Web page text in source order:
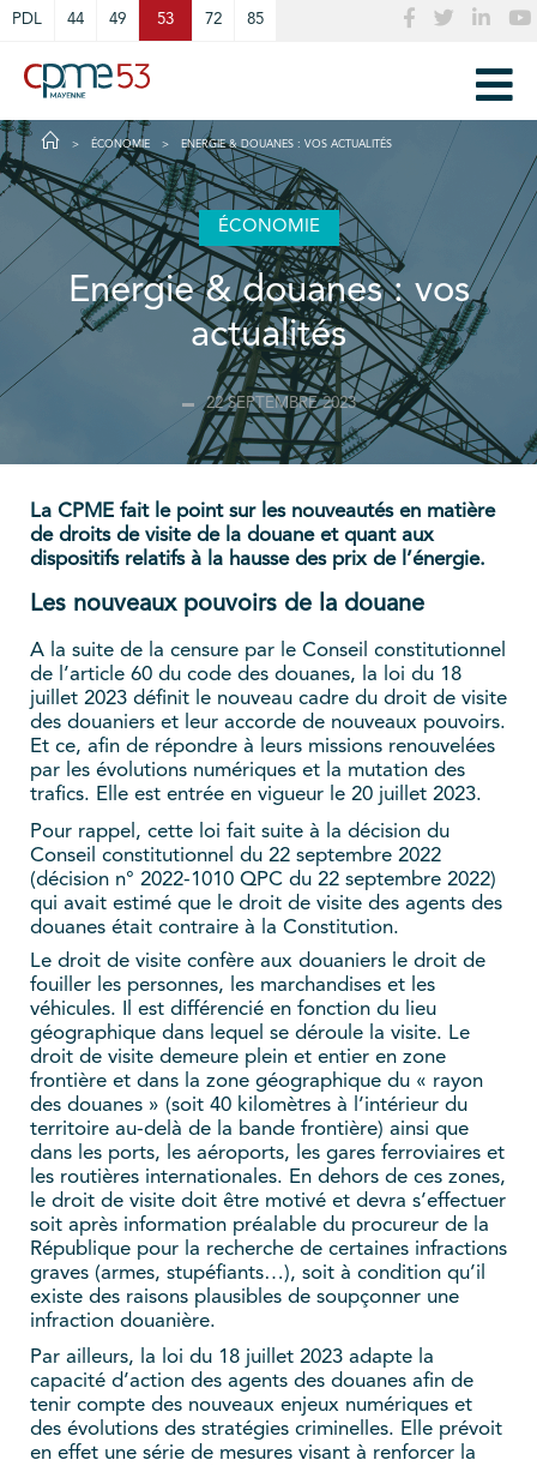
PDL 44 49 53 72 85
ÉCONOMIE ENERGIE & DOUANES : VOS ACTUALITÉS
ÉCONOMIE
Energie & douanes : vos
actualités
22 SEPTEMBRE 2023
La CPME fait le point sur les nouveautés en matière
de droits de visite de la douane et quant aux
dispositifs relatifs à la hausse des prix de l’énergie.
Les nouveaux pouvoirs de la douane
A la suite de la censure par le Conseil constitutionnel
de l’article 60 du code des douanes, la loi du 18
juillet 2023 définit le nouveau cadre du droit de visite
des douaniers et leur accorde de nouveaux pouvoirs.
Et ce, afin de répondre à leurs missions renouvelées
par les évolutions numériques et la mutation des
trafics. Elle est entrée en vigueur le 20 juillet 2023.
Pour rappel, cette loi fait suite à la décision du
Conseil constitutionnel du 22 septembre 2022
(décision n° 2022-1010 QPC du 22 septembre 2022)
qui avait estimé que le droit de visite des agents des
douanes était contraire à la Constitution.
Le droit de visite confère aux douaniers le droit de
fouiller les personnes, les marchandises et les
véhicules. Il est différencié en fonction du lieu
géographique dans lequel se déroule la visite. Le
droit de visite demeure plein et entier en zone
frontière et dans la zone géographique du « rayon
des douanes » (soit 40 kilomètres à l’intérieur du
territoire au-delà de la bande frontière) ainsi que
dans les ports, les aéroports, les gares ferroviaires et
les routières internationales. En dehors de ces zones,
le droit de visite doit être motivé et devra s’effectuer
soit après information préalable du procureur de la
République pour la recherche de certaines infractions
graves (armes, stupéfiants…), soit à condition qu’il
existe des raisons plausibles de soupçonner une
infraction douanière.
Par ailleurs, la loi du 18 juillet 2023 adapte la
capacité d’action des agents des douanes afin de
tenir compte des nouveaux enjeux numériques et
des évolutions des stratégies criminelles. Elle prévoit
en effet une série de mesures visant à renforcer la
Cookies management panel